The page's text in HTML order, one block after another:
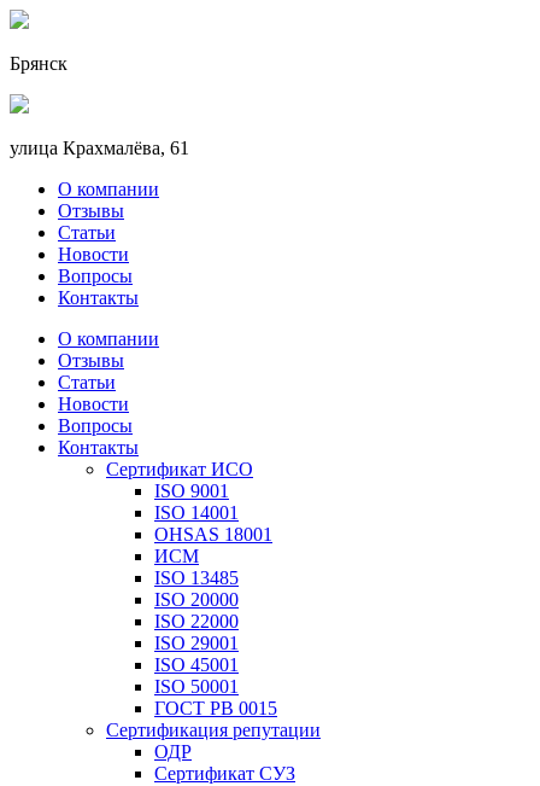
Брянск
улица Крахмалёва, 61
О компании
Отзывы
Статьи
Новости
Вопросы
Контакты
О компании
Отзывы
Статьи
Новости
Вопросы
Контакты
Сертификат ИСО
ISO 9001
ISO 14001
OHSAS 18001
ИСМ
ISO 13485
ISO 20000
ISO 22000
ISO 29001
ISO 45001
ISO 50001
ГОСТ РВ 0015
Сертификация репутации
ОДР
Сертификат СУЗ